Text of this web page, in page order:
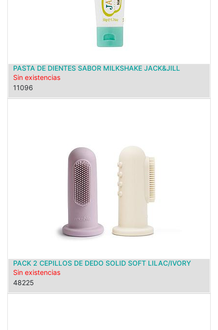
PASTA DE DIENTES SABOR MILKSHAKE JACK&JILL
Sin existencias
11096
PACK 2 CEPILLOS DE DEDO SOLID SOFT LILAC/IVORY
Sin existencias
48225